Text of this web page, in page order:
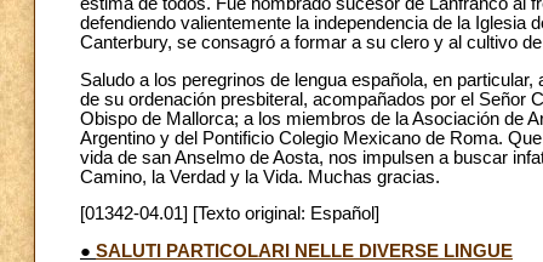
defendiendo valientemente la independencia de la Iglesia
Canterbury, se consagró a formar a su clero y al cultivo
Saludo a los peregrinos de lengua española, en
de su ordenación presbiteral, acompañados por el Señor
Obispo de Mallorca; a los miembros de la Asociación de
Argentino y del Pontificio Colegio Mexicano de Roma.
vida de san Anselmo de Aosta, nos impulsen a buscar
Camino, la Verdad y la Vida. Muchas gracias.
[01342-04.01] [Texto original: Español]
● SALUTI PARTICOLARI NELLE DIVERSE LINGUE